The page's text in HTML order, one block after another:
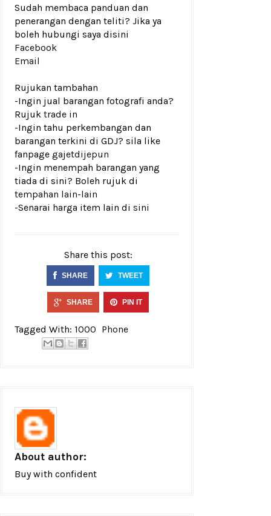
Sudah membaca panduan dan
penerangan dengan teliti? Jika ya
boleh hubungi saya disini
Facebook
Email
Rujukan tambahan
-Ingin jual barangan fotografi anda?
Rujuk trade in
-Ingin tahu perkembangan dan
barangan terkini di GDJ? sila like
fanpage gajetdijepun
-Ingin menempah barangan yang
tiada di sini? Boleh rujuk di
tempahan lain-lain
-Senarai harga item lain di sini
Share this post:
SHARE TWEET
SHARE PIN IT
Tagged With: 1000 Phone
About author:
Buy with confident